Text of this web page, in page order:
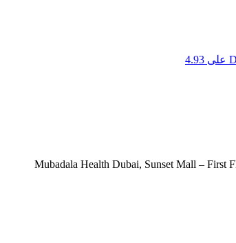
Mubadala Health Dubai, Sunset Mall – First